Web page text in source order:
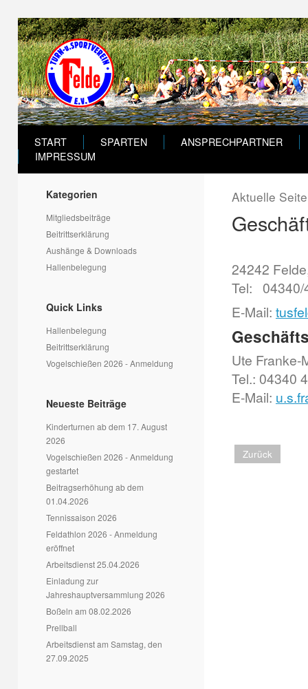
START SPARTEN
ANSPRECHPARTNER
IMPRESSUM
Kategorien
Mitgliedsbeiträge
Beitrittserklärung
Aushänge & Downloads
Hallenbelegung
Quick Links
Hallenbelegung
Beitrittserklärung
Vogelschießen 2026 - Anmeldung
Neueste Beiträge
Kinderturnen ab dem 17. August
2026
Vogelschießen 2026 - Anmeldung
gestartet
Beitragserhöhung ab dem
01.04.2026
Tennissaison 2026
Feldathlon 2026 - Anmeldung
eröffnet
Arbeitsdienst 25.04.2026
Einladung zur
Jahreshauptversammlung 2026
Boßeln am 08.02.2026
Prellball
Arbeitsdienst am Samstag, den
27.09.2025
Aktuelle
24242
Tel: 04340/
E-Mail:
Ute Franke-
Tel.: 04340
E-Mail:
Zurück